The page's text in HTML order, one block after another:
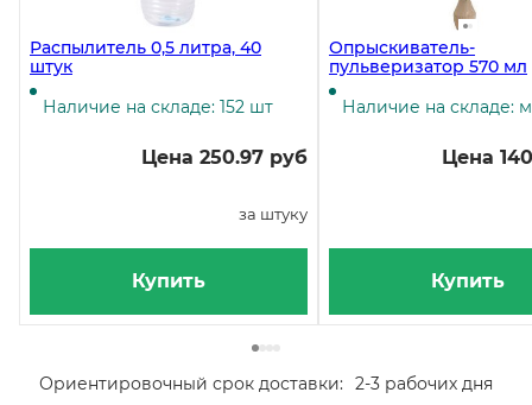
Распылитель 0,5 литра, 40
штук
Наличие на складе: 152 шт
Цена 250.97 руб
за штуку
Купить
Опрыскиватель-
пульверизатор 570 мл
Наличие на складе:
Цена
Купить
Ориентировочный срок доставки: 2-3 рабочих дня